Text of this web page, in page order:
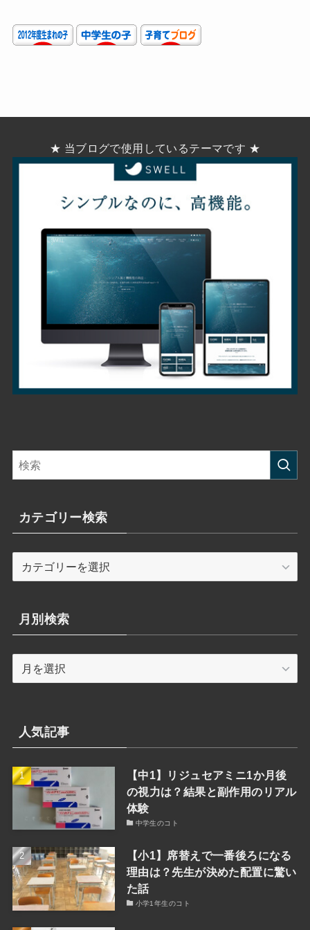
★ 当ブログで使用しているテーマです ★
カテゴリー検索
リ
ー
月別検索
人気記事
【中1】リジュセアミニ1か月後
の視力は？結果と副作用のリアル
体験
中学生のコト
【小1】席替えで一番後ろになる
理由は？先生が決めた配置に驚い
た話
小学1年生のコト